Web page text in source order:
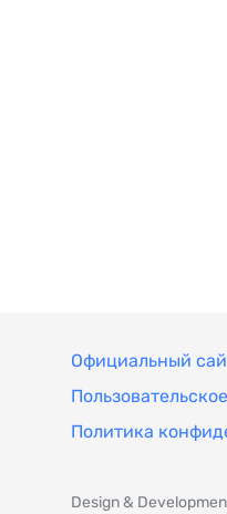
Официальный
Политика
Design &